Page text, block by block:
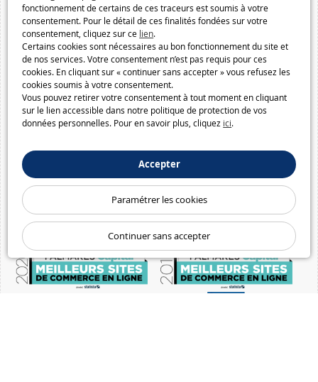
fonctionnement de certains de ces traceurs est soumis à votre
consentement. Pour le détail de ces finalités fondées sur votre
consentement, cliquez sur ce lien.
Certains cookies sont nécessaires au bon fonctionnement du site et
de nos services. Votre consentement n’est pas requis pour ces
cookies. En cliquant sur « continuer sans accepter » vous refusez les
cookies soumis à votre consentement.
Vous pouvez retirer votre consentement à tout moment en cliquant
sur le lien accessible dans notre politique de protection de vos
données personnelles. Pour en savoir plus, cliquez ici.
Accepter
Paramétrer les cookies
Continuer sans accepter